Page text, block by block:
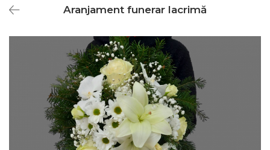
Aranjament funerar lacrimă